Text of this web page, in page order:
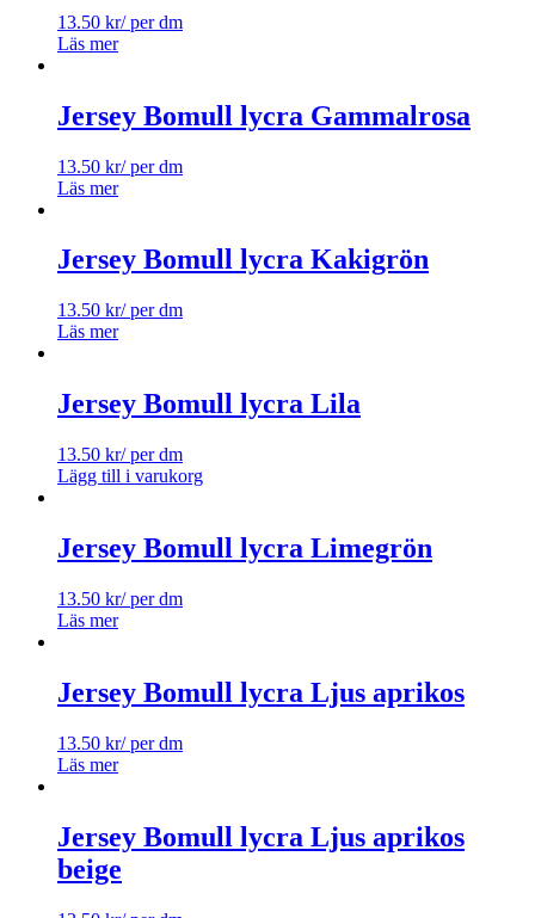
13.50 kr/ per dm
Läs mer
Jersey Bomull lycra Gammalrosa
13.50 kr/ per dm
Läs mer
Jersey Bomull lycra Kakigrön
13.50 kr/ per dm
Läs mer
Jersey Bomull lycra Lila
13.50 kr/ per dm
Lägg till i varukorg
Jersey Bomull lycra Limegrön
13.50 kr/ per dm
Läs mer
Jersey Bomull lycra Ljus aprikos
13.50 kr/ per dm
Läs mer
Jersey Bomull lycra Ljus aprikos
beige